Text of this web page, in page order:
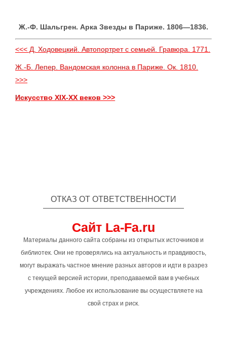
Ж.-Ф. Шальгрен. Арка Звезды в Париже. 1806—1836.
<<< Д. Ходовецкий. Автопортрет с семьей. Гравюра. 1771.
Ж.-Б. Лепер. Вандомская колонна в Париже. Ок. 1810.
>>>
Искусство XIX-XX веков >>>
ОТКАЗ ОТ ОТВЕТСТВЕННОСТИ
Сайт La-Fa.ru
Материалы данного сайта собраны из открытых источников и
библиотек. Они не проверялись на актуальность и правдивость,
могут выражать частное мнение разных авторов и идти в разрез
с текущей версией истории, преподаваемой вам в учебных
учреждениях. Любое их использование вы осуществляете на
свой страх и риск.